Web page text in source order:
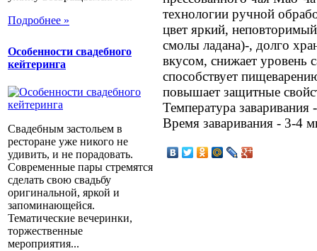
Подробнее »
Особенности свадебного
кейтеринга
Свадебным застольем в
ресторане уже никого не
удивить, и не порадовать.
Современные пары стремятся
сделать свою свадьбу
оригинальной, яркой и
запоминающейся.
Тематические вечеринки,
торжественные
мероприятия...
технологии ручной
цвет яркий,
смолы ладана)-, долго
вкусом, снижает уровень
способствует
повышает защитные
Температура
Время заваривания - 3-4